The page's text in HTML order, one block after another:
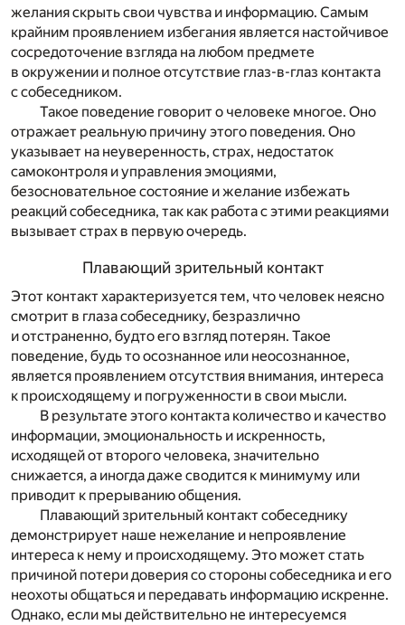
желания скрыть свои чувства и информацию. Самым
крайним проявлением избегания является настойчивое
сосредоточение взгляда на любом предмете
в окружении и полное отсутствие глаз-в-глаз контакта
с собеседником.
Такое поведение говорит о человеке многое. Оно
отражает реальную причину этого поведения. Оно
указывает на неуверенность, страх, недостаток
самоконтроля и управления эмоциями,
безосновательное состояние и желание избежать
реакций собеседника, так как работа с этими реакциями
вызывает страх в первую очередь.
Плавающий зрительный контакт
Этот контакт характеризуется тем, что человек неясно
смотрит в глаза собеседнику, безразлично
и отстраненно, будто его взгляд потерян. Такое
поведение, будь то осознанное или неосознанное,
является проявлением отсутствия внимания, интереса
к происходящему и погруженности в свои мысли.
В результате этого контакта количество и качество
информации, эмоциональность и искренность,
исходящей от второго человека, значительно
снижается, а иногда даже сводится к минимуму или
приводит к прерыванию общения.
Плавающий зрительный контакт собеседнику
демонстрирует наше нежелание и непроявление
интереса к нему и происходящему. Это может стать
причиной потери доверия со стороны собеседника и его
неохоты общаться и передавать информацию искренне.
Однако, если мы действительно не интересуемся